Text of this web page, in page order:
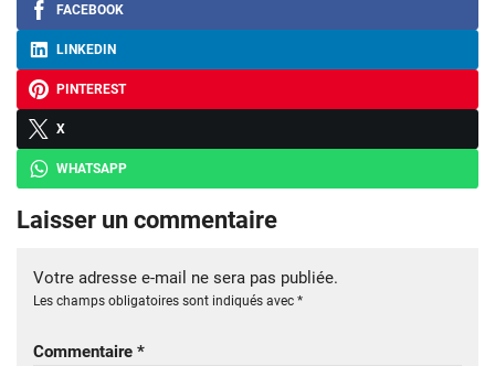
FACEBOOK
LINKEDIN
PINTEREST
X
WHATSAPP
Laisser un commentaire
Votre adresse e-mail ne sera pas publiée.
Les champs obligatoires sont indiqués avec *
Commentaire *